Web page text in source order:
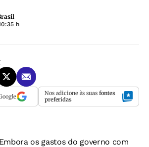
h
Nos adicione às suas fontes
preferidas
Embora os gastos do governo com